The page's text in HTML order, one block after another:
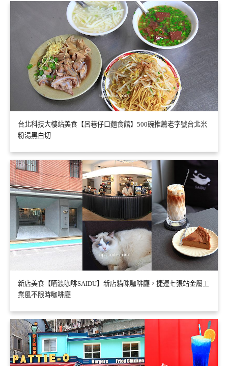
台北科技大樓站美食【呂巷仔口麵食館】500碗推薦老字號台北米
粉湯黑白切
新店美食【晒渡咖啡SAIDU】新店貓咪咖啡廳，捷運七張站金屬工
業風不限時咖啡廳